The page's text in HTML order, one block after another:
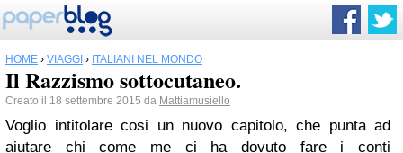
HOME › VIAGGI › ITALIANI NEL MONDO
Il Razzismo sottocutaneo.
Creato il 18 settembre 2015 da Mattiamusiello
Voglio intitolare cosi un nuovo capitolo, che punta ad
aiutare chi come me ci ha dovuto fare i conti